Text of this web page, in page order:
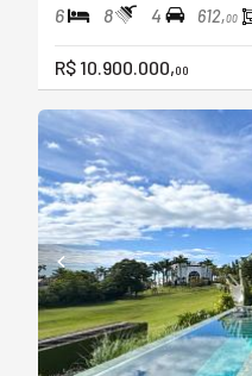
6 8 4 612,00
R$ 10.900.000,00